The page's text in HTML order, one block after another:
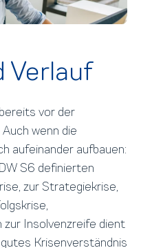
Verlauf
vor der
wenn die
aufeinander aufbauen:
S6 definierten
zur Strategiekrise,
zur Insolvenzreife dient
Krisenverständnis